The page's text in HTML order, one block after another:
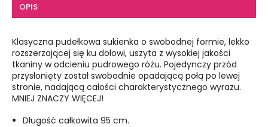
OPIS
Klasyczna pudełkowa sukienka o swobodnej formie, lekko
rozszerzającej się ku dołowi, uszyta z wysokiej jakości
tkaniny w odcieniu pudrowego różu. Pojedynczy przód
przysłonięty został swobodnie opadającą połą po lewej
stronie, nadającą całości charakterystycznego wyrazu.
MNIEJ ZNACZY WIĘCEJ!
Długość całkowita 95 cm.